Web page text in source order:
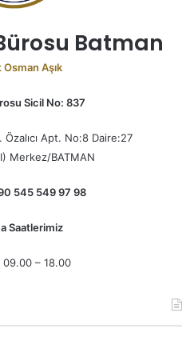
Batman
Osman Aşık
Sicil No: 837
Apt. No:8 Daire:27
Merkez/BATMAN
545 549 97 98
Saatlerimiz
09.00 – 18.00